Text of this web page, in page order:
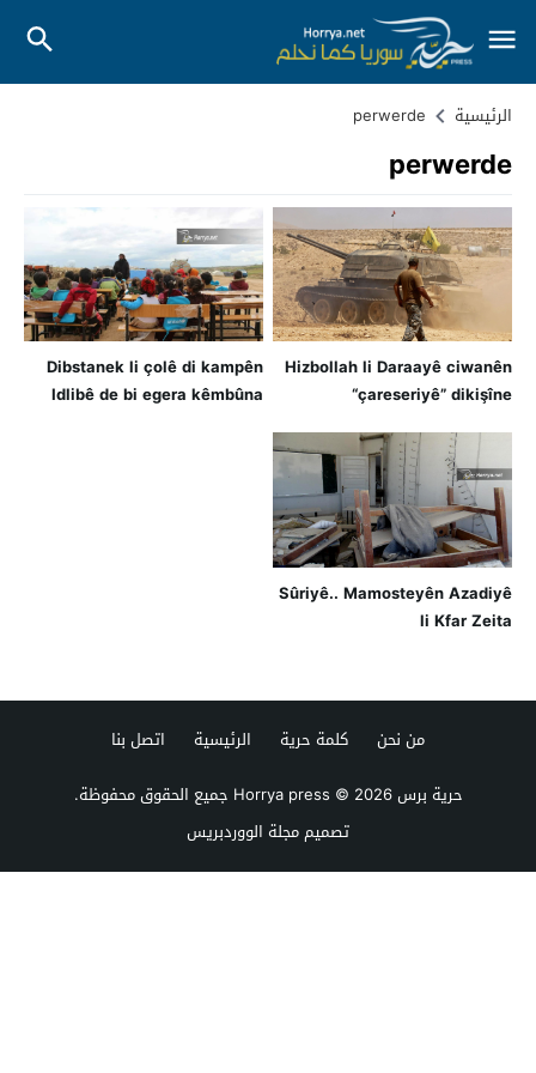
الرئيسية perwerde
perwerde
Hizbollah li Daraayê ciwanên
“çareseriyê” dikişîne
Dibstanek li çolê di kampên
Idlibê de bi egera kêmbûna
Sûriyê.. Mamosteyên Azadiyê
li Kfar Zeita
من نحن كلمة حرية الرئيسية
اتصل بنا
حرية برس Horrya press© 2026 جميع الحقوق محفوظة.
تصميممجلة الووردبريس